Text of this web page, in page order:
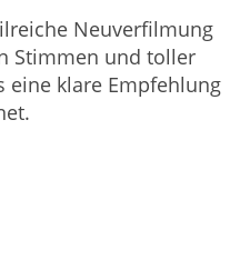
Neuverfilmung
Stimmen und toller
eine klare Empfehlung